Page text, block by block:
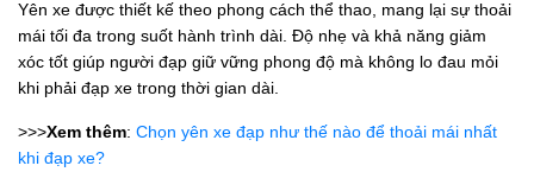
Yên xe được thiết kế theo phong cách thể thao, mang lại sự thoải
mái tối đa trong suốt hành trình dài. Độ nhẹ và khả năng giảm
xóc tốt giúp người đạp giữ vững phong độ mà không lo đau mỏi
khi phải đạp xe trong thời gian dài.
>>>Xem thêm: Chọn yên xe đạp như thế nào để thoải mái nhất
khi đạp xe?